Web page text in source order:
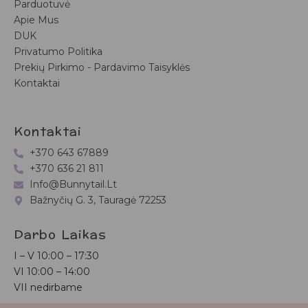
Parduotuvė
Apie Mus
DUK
Privatumo Politika
Prekių Pirkimo - Pardavimo Taisyklės
Kontaktai
Kontaktai
+370 643 67889
+370 636 21 811
Info@bunnytail.lt
Bažnyčių G. 3, Tauragė 72253
Darbo Laikas
I – V 10:00 – 17:30
VI 10:00 – 14:00
VII nedirbame